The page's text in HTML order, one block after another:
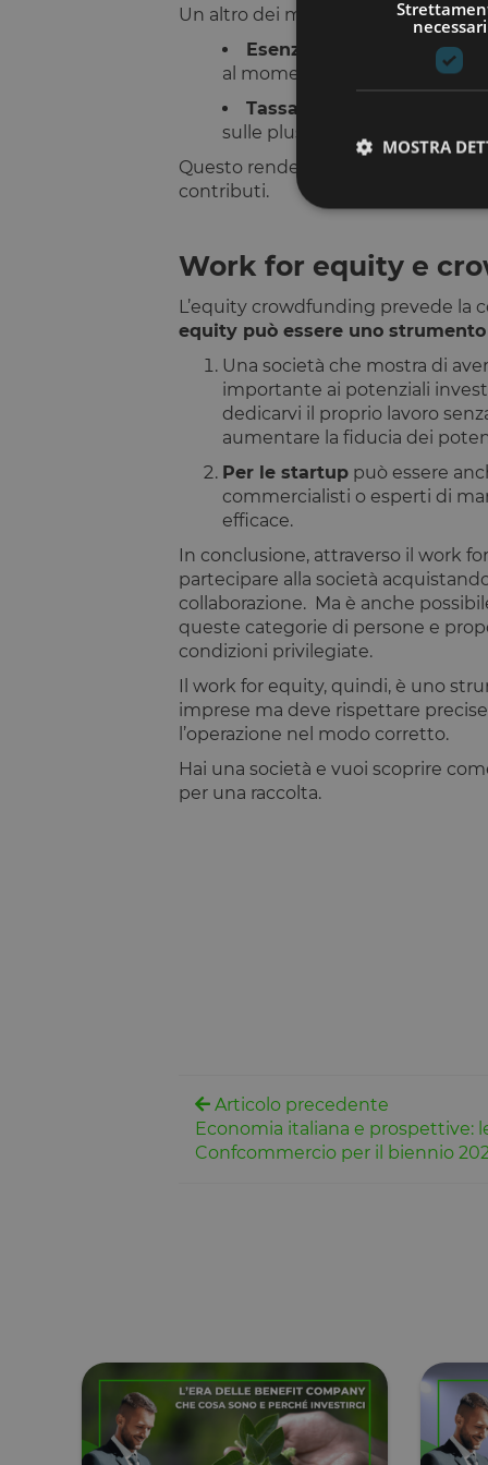
Un altro dei motivi principali per
Esenzione da
al momento dell’assegnazione.
Tassazione differita
: le
sulle plusvalenze.
Questo rende lo strumento molto
contributi.
Work for equity e
L’equity crowdfunding prevede la
equity può essere uno
Una società che mostra di
importante ai potenziali
dedicarvi il proprio lavoro
aumentare la fiducia dei
Per le startup può essere
commercialisti o esperti di
efficace.
In conclusione, attraverso il work
partecipare alla società
collaborazione. Ma è anche
queste categorie di persone e
condizioni privilegiate.
Il work for equity, quindi, è uno
imprese ma deve rispettare
l’operazione nel modo corretto.
Hai una società e vuoi scoprire
per una raccolta.
Articolo precedente
Economia italiana e prospettive:
Confcommercio per il biennio
necessari
MOSTRA
dell'account. Il sito
__cf_bm
laravel_session
PHPSESSID
XSRF-TOKEN
OptanonConsent
tTDe
tnsApp
tTf